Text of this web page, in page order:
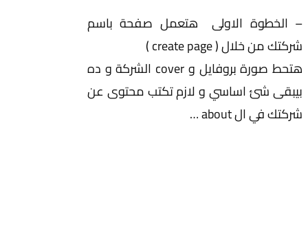
– الخطوة الاولى هتعمل صفحة باسم
شركتك من خلال ( create page )
هتحط صورة بروفايل و cover الشركة و ده
بيبقى شئ اساسي و لازم تكتب محتوى عن
شركتك في ال about …